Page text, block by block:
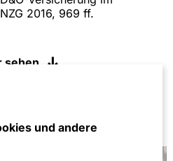
und andere
2016, 969 ff.
nationalen Rechts?",
(mit Jonas Stadtmüller)
sehen